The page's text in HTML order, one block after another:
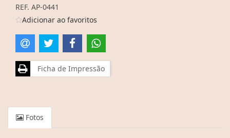
REF. AP-0441
Adicionar ao favoritos
Ficha de Impressão
Fotos